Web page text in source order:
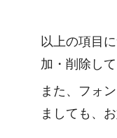
以上の項目
加・削除して
また、フォ
ましても、